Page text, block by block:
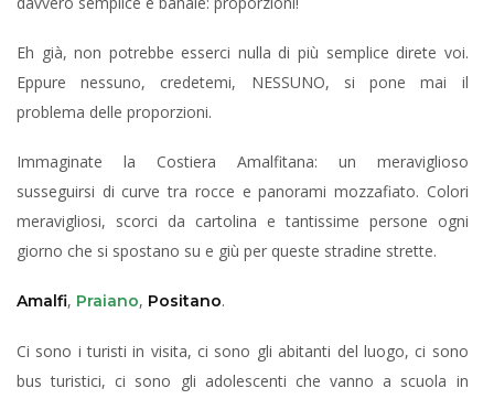
Eh già, non potrebbe esserci nulla di più semplice direte voi.
Eppure nessuno, credetemi, NESSUNO, si pone mai il
problema delle proporzioni.
Immaginate la Costiera Amalfitana: un meraviglioso
susseguirsi di curve tra rocce e panorami mozzafiato. Colori
meravigliosi, scorci da cartolina e tantissime persone ogni
giorno che si spostano su e giù per queste stradine strette.
Amalfi, Praiano, Positano.
Ci sono i turisti in visita, ci sono gli abitanti del luogo, ci sono
bus turistici, ci sono gli adolescenti che vanno a scuola in